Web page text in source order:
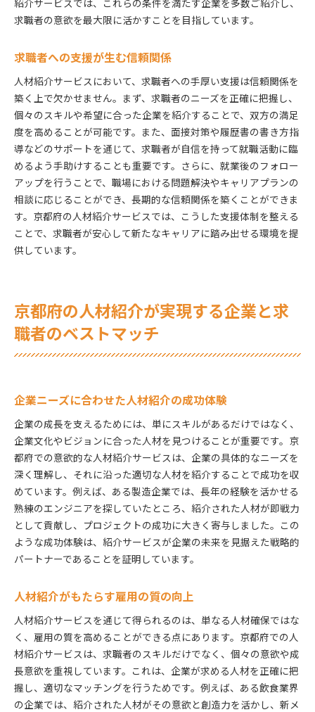
求職者の意欲を最大限に活かすことを目指しています。
求職者への支援が生む信頼関係
人材紹介サービスにおいて、求職者への手厚い支援は信頼関係を
築く上で欠かせません。まず、求職者のニーズを正確に把握し、
個々のスキルや希望に合った企業を紹介することで、双方の満足
度を高めることが可能です。また、面接対策や履歴書の書き方指
導などのサポートを通じて、求職者が自信を持って就職活動に臨
めるよう手助けすることも重要です。さらに、就業後のフォロー
アップを行うことで、職場における問題解決やキャリアプランの
相談に応じることができ、長期的な信頼関係を築くことができま
す。京都府の人材紹介サービスでは、こうした支援体制を整える
ことで、求職者が安心して新たなキャリアに踏み出せる環境を提
供しています。
京都府の人材紹介が実現する企業と求
職者のベストマッチ
企業ニーズに合わせた人材紹介の成功体験
企業の成長を支えるためには、単にスキルがあるだけではなく、
企業文化やビジョンに合った人材を見つけることが重要です。京
都府での意欲的な人材紹介サービスは、企業の具体的なニーズを
深く理解し、それに沿った適切な人材を紹介することで成功を収
めています。例えば、ある製造企業では、長年の経験を活かせる
熟練のエンジニアを探していたところ、紹介された人材が即戦力
として貢献し、プロジェクトの成功に大きく寄与しました。この
ような成功体験は、紹介サービスが企業の未来を見据えた戦略的
パートナーであることを証明しています。
人材紹介がもたらす雇用の質の向上
人材紹介サービスを通じて得られるのは、単なる人材確保ではな
く、雇用の質を高めることができる点にあります。京都府での人
材紹介サービスは、求職者のスキルだけでなく、個々の意欲や成
長意欲を重視しています。これは、企業が求める人材を正確に把
握し、適切なマッチングを行うためです。例えば、ある飲食業界
の企業では、紹介された人材がその意欲と創造力を活かし、新メ